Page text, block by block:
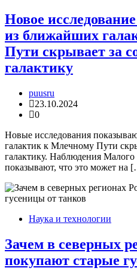
Новое
из ближайших
Пути скрывает за
галактику
puusru
23.10.2024
0
Новые исследования
галактик к Млечному Пути
галактику. Наблюдения
показывают, что это может на
Наука и технологии
Зачем в северных
покупают старые